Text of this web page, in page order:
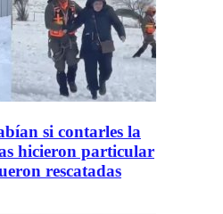
si contarles la
hicieron particular
rescatadas